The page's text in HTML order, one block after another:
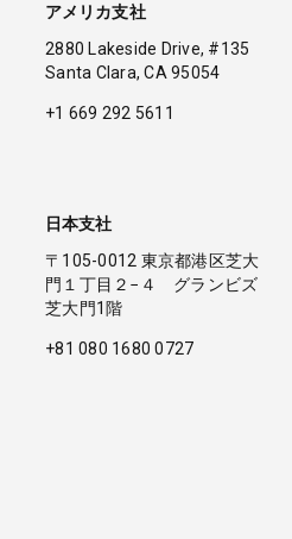
アメリカ支社
2880 Lakeside Drive, #135
Santa Clara, CA 95054
+1 669 292 5611
日本支社
〒105-0012 東京都港区芝大
門１丁目２−４ グランビズ
芝大門1階
+81 080 1680 0727